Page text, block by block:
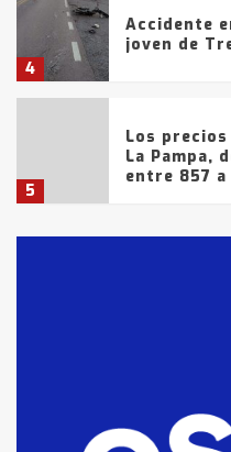
4
Accidente
joven de
5
Los
La Pampa,
entre 857 a
fueron
tarde del